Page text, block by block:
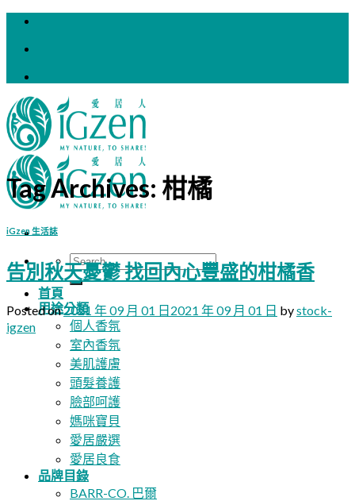
Skip
content
Search
for:
首頁
用途分類
個人香氛
室內香氛
美肌護膚
頭髮養護
臉部呵護
媽咪寶貝
愛居嚴選
愛居良食
品牌目錄
BARR-CO. 巴爾
Tag Archives: 柑橘
iGzen 生活誌
告別秋天憂鬱 找回內心豐盛的柑橘香
Posted on2021 年 09 月 01 日 2021 年 09 月 01 日 bystock-
igzen